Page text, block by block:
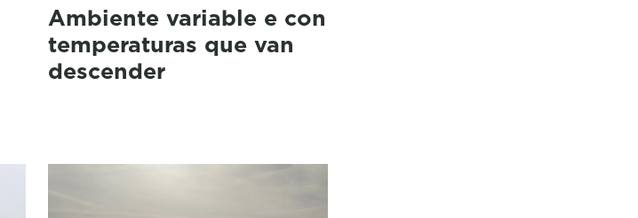
Ambiente variable e con
temperaturas que van
descender